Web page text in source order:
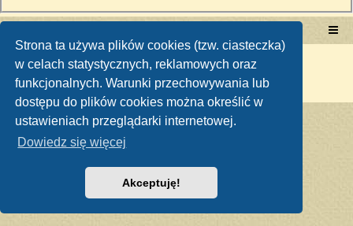
Strona ta używa plików cookies (tzw. ciasteczka)
w celach statystycznych, reklamowych oraz
funkcjonalnych. Warunki przechowywania lub
dostępu do plików cookies można określić w
ustawieniach przeglądarki internetowej.
Dowiedz się więcej
Akceptuję!
Technologię dostarcza phpBB ® Forum Software © phpBB Limited
Polski pakiet językowy dostarcza
Zasady ochrony danych osobowych|Regulamin